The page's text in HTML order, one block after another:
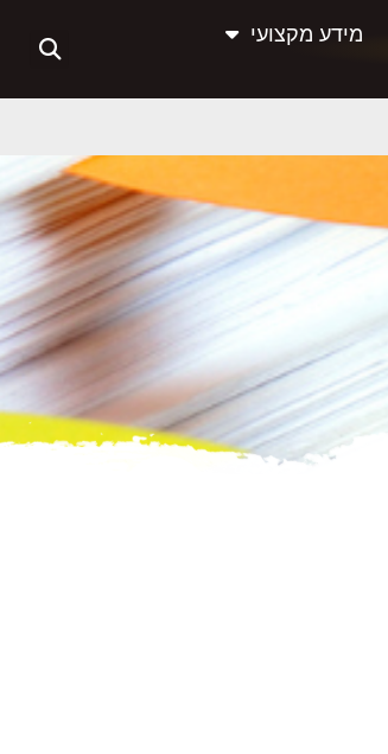
מידע מקצועי